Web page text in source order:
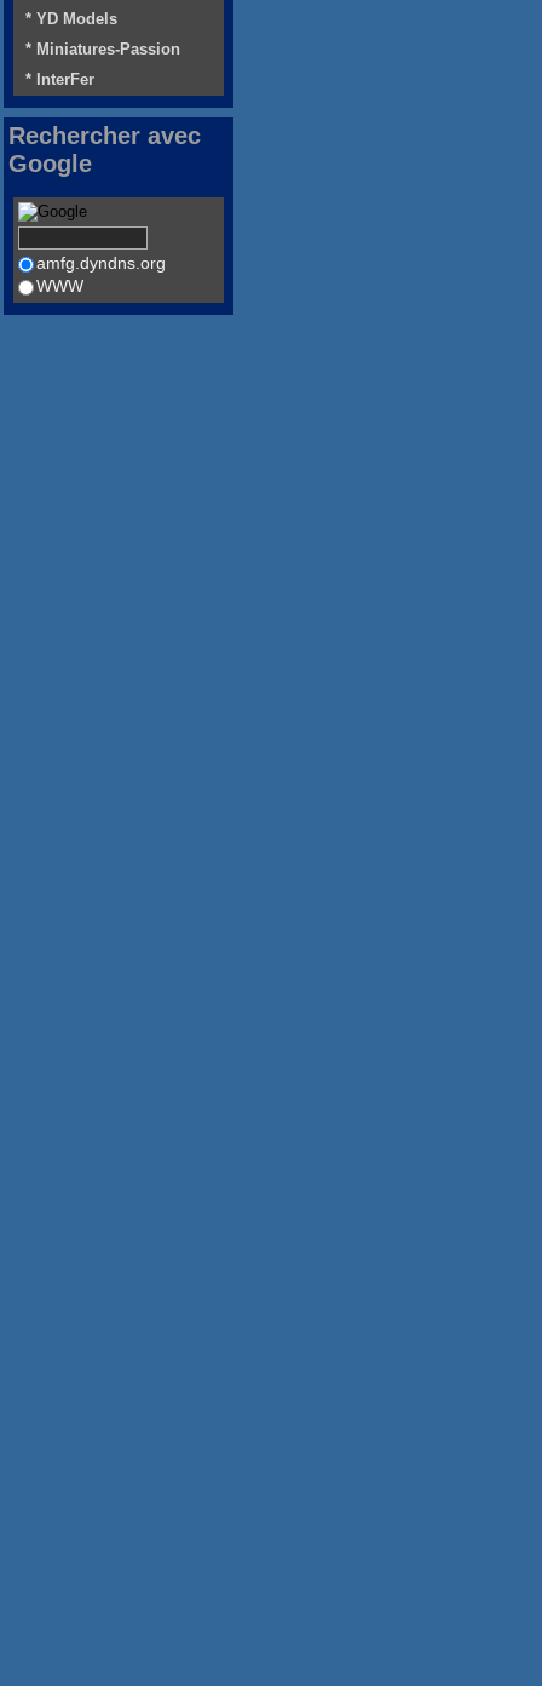
* YD Models
* Miniatures-Passion
* InterFer
Rechercher avec
Google
amfg.dyndns.org
WWW